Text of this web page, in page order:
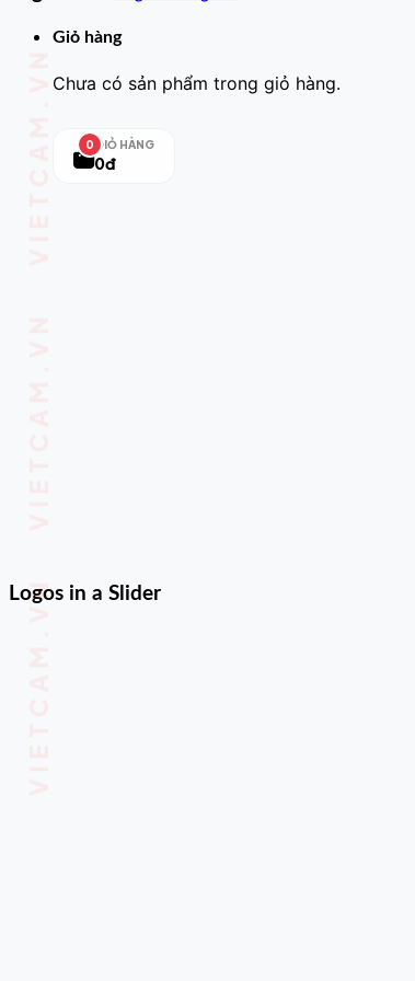
Giỏ hàng
Chưa có sản phẩm trong giỏ hàng.
0 GIỎ HÀNG
0đ
Logos in a Slider